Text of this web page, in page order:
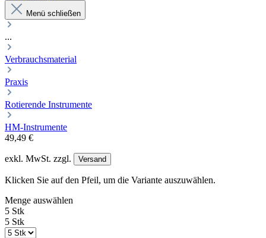
Menü schließen
...
Verbrauchsmaterial
Praxis
Rotierende Instrumente
HM-Instrumente
49,49 €
exkl. MwSt. zzgl. Versand
Klicken Sie auf den Pfeil, um die Variante auszuwählen.
Menge auswählen
5 Stk
5 Stk